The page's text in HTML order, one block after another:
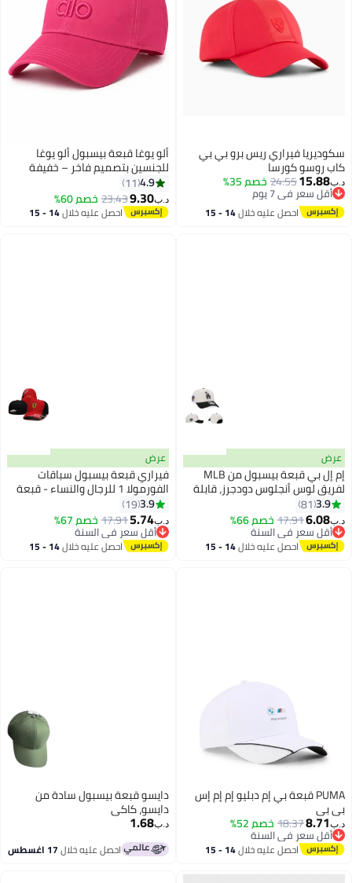
سكوديريا فيراري ريس برو بي بي
كاب روسو كورسا
د.ب‏15.88
24.55خصم 35%
أقل سعر في 7 يوم
أقل سعر في 7 يوماحصل عليه خلال 14 - 15
ألو يوغا قبعة بيسبول ألو يوغا
للجنسين بتصميم فاخر – خفيفة
الوزن وقابلة للتعديل مع قماش قابل
للتهوية، قبعة رياضية كاجوال
بواقي شمس منحني، لون وردي
فاقع (Hot Pink)
4.9
11
د.ب‏9.30
23.43خصم 60%
احصل عليه خلال 14 - 15
30
عرض
إم إل بي قبعة بيسبول من MLB
لفريق لوس أنجلوس دودجرز، قابلة
للتعديل، بستايل عصري، مناسبة
للرجال والنساء
3.9
81
د.ب‏6.08
17.91خصم 66%
أقل سعر في السنة
أقل سعر في السنة
احصل عليه خلال 14 - 15
اغسطس
14
عرض
فيراري قبعة بيسبول سباقات
الفورمولا 1 للرجال والنساء - قبعة
كلاسيكية قابلة للتعديل بتصميم
رياضي
3.9
19
د.ب‏5.74
17.91خصم 67%
أقل سعر في السنة
أقل سعر في السنة
احصل عليه خلال 14 - 15
اغسطس
PUMA قبعة بي إم دبليو إم إم إس
بي بي
د.ب‏8.71
18.37خصم 52%
أقل سعر في السنة
أقل سعر في السنة
احصل عليه خلال 14 - 15
دايسو قبعة بيسبول سادة من
دايسو، كاكي
د.ب‏1.68
احصل عليه خلال17 اغسطس